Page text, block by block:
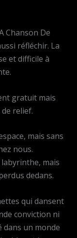
Chanson De
réfléchir. La
et difficile à
gratuit mais
relief.
mais sans
nous.
labyrinthe, mais
dedans.
qui dansent
conviction ni
dans un monde